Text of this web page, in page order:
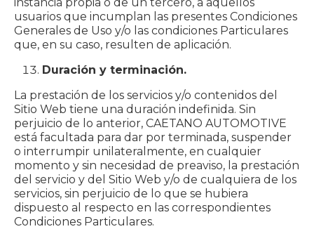
usuarios que incumplan las presentes Condiciones
Generales de Uso y/o las condiciones Particulares
que, en su caso, resulten de aplicación.
Duración y terminación.
La prestación de los servicios y/o contenidos del
Sitio Web tiene una duración indefinida. Sin
perjuicio de lo anterior, CAETANO AUTOMOTIVE
está facultada para dar por terminada, suspender
o interrumpir unilateralmente, en cualquier
momento y sin necesidad de preaviso, la prestación
del servicio y del Sitio Web y/o de cualquiera de los
servicios, sin perjuicio de lo que se hubiera
dispuesto al respecto en las correspondientes
Condiciones Particulares.